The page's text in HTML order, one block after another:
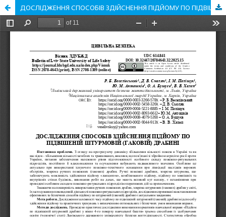
ДОСЛІДЖЕННЯ СПОСОБІВ ЗДІЙСНЕННЯ ПІДЙОМУ ПО ПІДВІШЕНІЙ ШТУРМОВІЙ (ГАКОВІЙ) ДРАБИНІ